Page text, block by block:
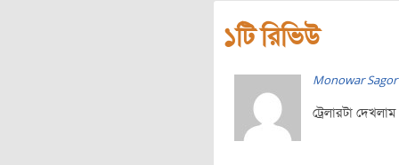
১টি রিভিউ
Monowar Sagor
ট্রেলারটা